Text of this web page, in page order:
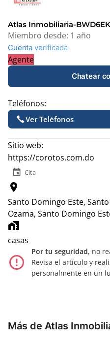
−
Atlas Inmobiliaria-
Miembro desde: 1 año
Cuenta verificada
Agente
Chatear
Teléfonos:
Ver Teléfonos
Sitio web:
https://corotos.com.do
event Cita
location_on
Santo Domingo Este,
Ozama, Santo Domingo
home_work
casas
error_outline
Por tu seguridad, no
Revisa el artículo y
personalmente en un
Más de Atlas